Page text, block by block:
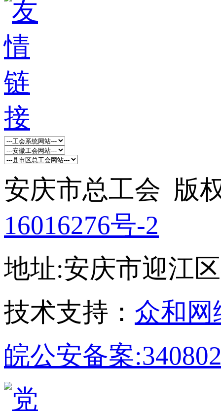
安庆市总工会 版
16016276号-2
地址:安庆市迎江
技术支持： 众和网
皖公安备案